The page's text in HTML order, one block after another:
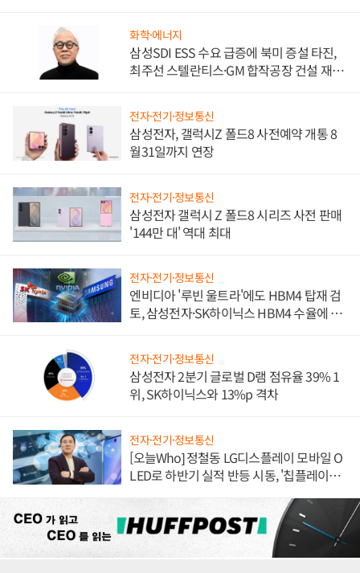
화학·에너지
삼성SDI ESS 수요 급증에 북미 증설 타진,
최주선 스텔란티스·GM 합작공장 건설 재추
전자·전기·정보통신
삼성전자, 갤럭시Z 폴드8 사전예약 개통 8
월31일까지 연장
전자·전기·정보통신
삼성전자 갤럭시 Z 폴드8 시리즈 사전 판매
'144만 대' 역대 최대
전자·전기·정보통신
엔비디아 '루빈 울트라'에도 HBM4 탑재 검
토, 삼성전자·SK하이닉스 HBM4 수율에 주
전자·전기·정보통신
삼성전자 2분기 글로벌 D램 점유율 39% 1
위, SK하이닉스와 13%p 격차
전자·전기·정보통신
[오늘Who] 정철동 LG디스플레이 모바일 O
LED로 하반기 실적 반등 시동, '칩플레이